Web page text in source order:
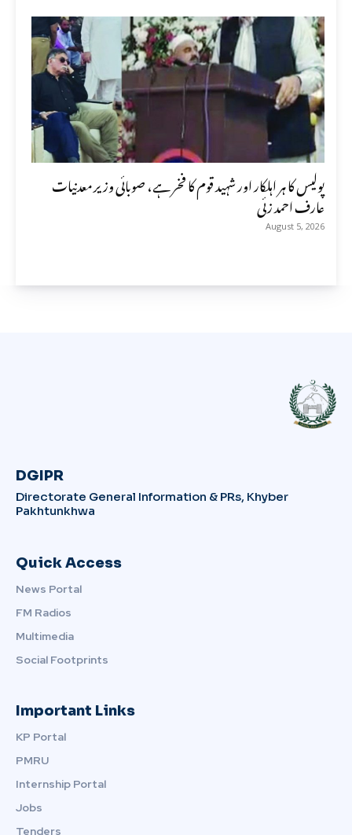
پولیس کا ہر اہلکار اور شہید قوم کا فخر ہے، صوبائی وزیر معدنیات
عارف احمد زئی
August 5, 2026
DGIPR
Directorate General Information & PRs, Khyber
Pakhtunkhwa
Quick Access
News Portal
FM Radios
Multimedia
Social Footprints
Important Links
KP Portal
PMRU
Internship Portal
Jobs
Tenders